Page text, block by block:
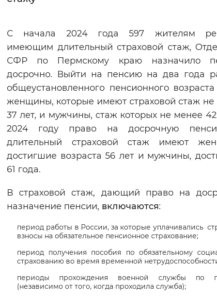
Цвет сайта
Монохромный Инверсивный
Синий фон
Изображения
Включены Выключены
Звуковой ассистент
Воспроизвести
Вернуть стандартные настройки
С начала 2024 года 597 жителям
имеющим длительный страховой стаж,
СФР по Пермскому краю назначило
досрочно. Выйти на пенсию на два года
общеустановленного пенсионного
женщины, которые имеют страховой стаж не
37 лет, и мужчины, стаж которых не менее
2024 году право на досрочную
длительный страховой стаж имеют
достигшие возраста 56 лет и мужчины,
61 года.
В страховой стаж, дающий право на
назначение пенсии, включаются:
период работы в России, за которые уплачивались
взносы на обязательное пенсионное страхование;
период получения пособия по обязательному
страхованию во время временной
периоды прохождения военной службы по
(независимо от того, когда проходила служба);